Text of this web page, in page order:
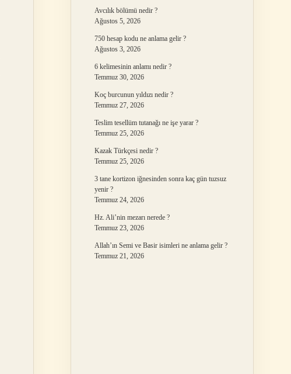
Avcılık bölümü nedir ?
Ağustos 5, 2026
750 hesap kodu ne anlama gelir ?
Ağustos 3, 2026
6 kelimesinin anlamı nedir ?
Temmuz 30, 2026
Koç burcunun yıldızı nedir ?
Temmuz 27, 2026
Teslim tesellüm tutanağı ne işe yarar ?
Temmuz 25, 2026
Kazak Türkçesi nedir ?
Temmuz 25, 2026
3 tane kortizon iğnesinden sonra kaç gün tuzsuz
yenir ?
Temmuz 24, 2026
Hz. Ali’nin mezarı nerede ?
Temmuz 23, 2026
Allah’ın Semi ve Basir isimleri ne anlama gelir ?
Temmuz 21, 2026